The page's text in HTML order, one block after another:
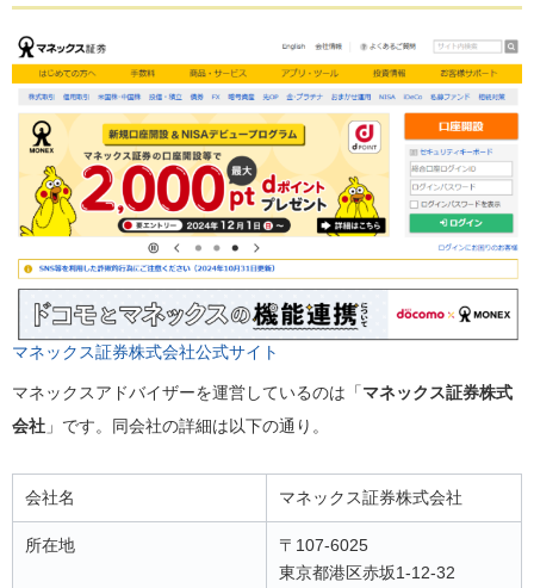
マネックス証券株式会社公式サイト
マネックスアドバイザーを運営しているのは「マネックス証券株式
会社 」です。同会社の詳細は以下の通り。
会社名 マネックス証券株式会社
所在地
〒107-6025
東京都港区赤坂1-12-32